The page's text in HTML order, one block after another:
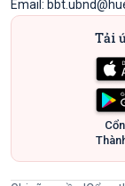
Email:
Tải